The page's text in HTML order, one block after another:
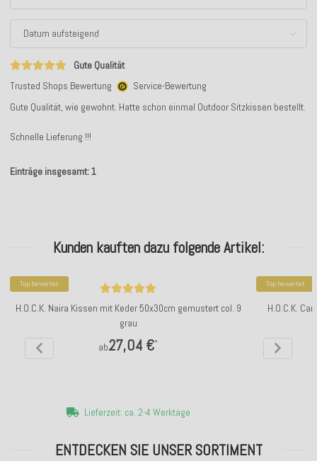
Gute Qualität
Trusted Shops Bewertung
Service-Bewertung
Gute Qualität, wie gewohnt. Hatte schon einmal Outdoor Sitzkissen bestellt.
Schnelle Lieferung !!!
Einträge insgesamt: 1
Kunden kauften dazu folgende Artikel:
Top bewertet
H.O.C.K. Naira Kissen mit Keder 50x30cm gemustert col. 9
grau
ab27,04 €*
Lieferzeit: ca. 2-4 Werktage
Top bewertet
H.O.C.K.
ENTDECKEN SIE UNSER SORTIMENT